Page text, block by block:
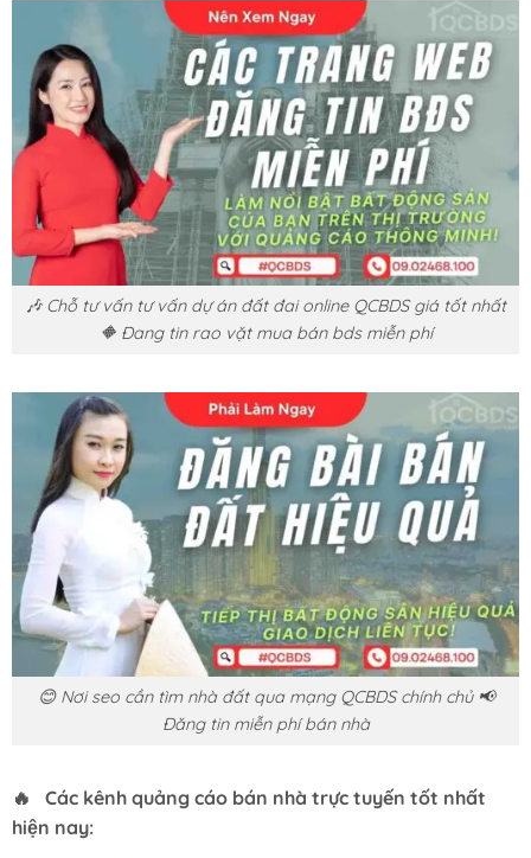
🎶 Chỗ tư vấn tư vấn dự án đất đai online QCBDS giá tốt nhất
🔶 Đang tin rao vặt mua bán bds miễn phí
😊 Nơi seo cần tìm nhà đất qua mạng QCBDS chính chủ 📢
Đăng tin miễn phí bán nhà
🔥 Các kênh quảng cáo bán nhà trực tuyến tốt nhất
hiện nay: